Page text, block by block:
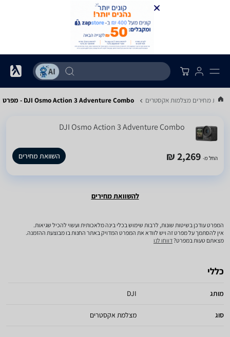
מחירים מצלמות אקסטרים DJI Osmo Action 3 Adventure Combo - מפרט
DJI Osmo Action 3 Adventure Combo
החל מ- 2,269 ₪ השוואת מחירים
להשוואת מחירים
המפרט עודכן בשיטות שונות, לרבות שימוש בכלי בינה מלאכותית ועשוי להכיל שגיאות.
אין להסתמך על מפרט זה ויש לוודא את המפרט המדויק באתר החנות בו מבוצעת ההזמנה.
מצאתם טעות במפרט?דווחו לנו
כללי
מותג DJI
סוג מצלמת אקסטרים